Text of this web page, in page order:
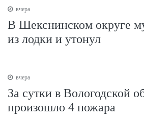
вчера
В Шекснинском округе
из лодки и утонул
вчера
За сутки в Вологодской
произошло 4 пожара